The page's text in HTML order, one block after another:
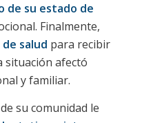
de su estado de
Finalmente,
salud para recibir
situación afectó
y familiar.
de su comunidad le